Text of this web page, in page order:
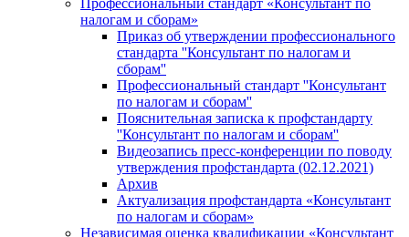
Профессиональный стандарт «Консультант по
налогам и сборам»
Приказ об утверждении профессионального
стандарта ''Консультант по налогам и
сборам''
Профессиональный стандарт ''Консультант
по налогам и сборам''
Пояснительная записка к профстандарту
''Консультант по налогам и сборам''
Видеозапись пресс-конференции по поводу
утверждения профстандарта (02.12.2021)
Архив
Актуализация профстандарта «Консультант
по налогам и сборам»
Независимая оценка квалификации «Консультант